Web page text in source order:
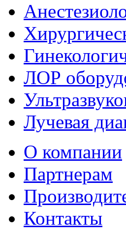
ЛОР
Лучевая
О компании
Партнерам
Контакты